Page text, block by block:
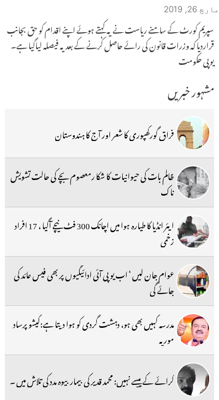
مارچ 26, 2019
سپریم کورٹ کے سامنے ریاست نے یہ کہتے ہوئے اپنے اقدام کو حق بجانب
قراردیا کہ وزرات قانون کی رائے حاصل کرنے کے بعد یہ فیصلہ لیاگیا ہے۔
یوپی حکومت
مشہور خبریں
فراق گورکھپوری کا شعر اور آج کا ہندوستان
ظالم بات کی حیوانیات کا شکا رمعصوم بچے کی حالت تشویش
ناک
ایئر انڈیا کا طیارہ ہوا میں اچانک 300 فٹ نیچے آگیا ، 17 افراد
زخمی
عوام جان لیں ‘ اب یو پی آئی ادائیگیوں پر بھی فیس عائد کی
جائے گی
مدرسہ کہیں بھی ہو، دہشت گردی کو ہوا دیتا ہے:کیشو پرساد
موریہ
کرائے کے پیسے نہیں: محمد قدیر کی بیمار بیوہ مدد کی تلاش میں ۔